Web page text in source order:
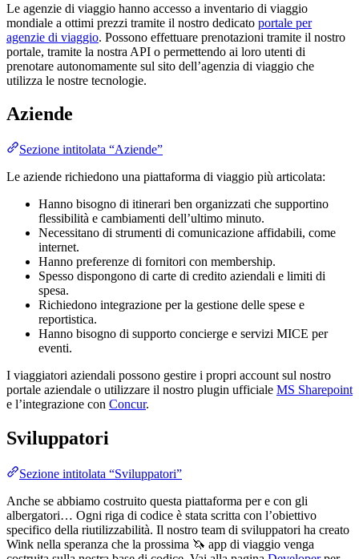
Le agenzie di viaggio hanno accesso a inventario di viaggio
mondiale a ottimi prezzi tramite il nostro dedicato portale per
agenzie di viaggio. Possono effettuare prenotazioni tramite il nostro
portale, tramite la nostra API o permettendo ai loro utenti di
prenotare autonomamente sul sito dell’agenzia di viaggio che
utilizza le nostre tecnologie.
Aziende
Sezione intitolata “Aziende”
Le aziende richiedono una piattaforma di viaggio più articolata:
Hanno bisogno di itinerari ben organizzati che supportino
flessibilità e cambiamenti dell’ultimo minuto.
Necessitano di strumenti di comunicazione affidabili, come
internet.
Hanno preferenze di fornitori con membership.
Spesso dispongono di carte di credito aziendali e limiti di
spesa.
Richiedono integrazione per la gestione delle spese e
reportistica.
Hanno bisogno di supporto concierge e servizi MICE per
eventi.
I viaggiatori aziendali possono gestire i propri account sul nostro
portale aziendale o utilizzare il nostro plugin ufficiale MS Sharepoint
e l’integrazione con Concur.
Sviluppatori
Sezione intitolata “Sviluppatori”
Anche se abbiamo costruito questa piattaforma per e con gli
albergatori… Ogni riga di codice è stata scritta con l’obiettivo
specifico della riutilizzabilità. Il nostro team di sviluppatori ha creato
Wink nella speranza che la prossima 🦄 app di viaggio venga